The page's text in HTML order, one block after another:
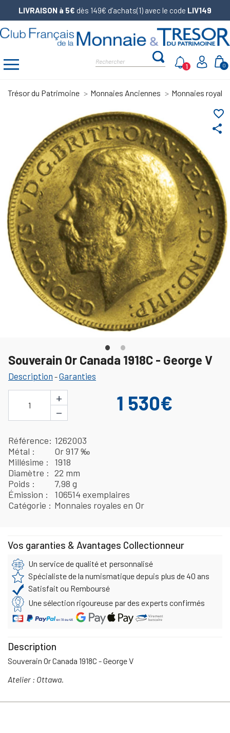
LIVRAISON à 5€ dès 149€ d’achats(1) avec le code LIV149
0
1
Trésor du Patrimoine Monnaies Anciennes Monnaies royales
share
favorite_border
Souverain Or Canada 1918C - George V
Description -Garanties
1
+
−
1 530€
Référence 1262003
Métal
Or 917 ‰
Millésime
1918
Diamètre
22 mm
Poids
7,98 g
Émission
106514 exemplaires
Catégorie
Monnaies royales en Or
Vos garanties & Avantages Collectionneur
Un service de qualité et personnalisé
Spécialiste de la numismatique depuis plus de 40 ans
Satisfait ou Remboursé
Une sélection rigoureuse par des experts confirmés
Description
Souverain Or Canada 1918C - George V
Atelier : Ottawa.